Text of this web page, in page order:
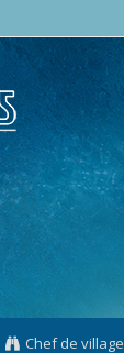
Chef de village